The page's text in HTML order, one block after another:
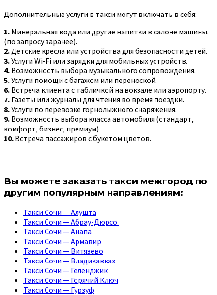
Дополнительные услуги в такси могут включать в себя:
1. Минеральная вода или другие напитки в салоне машины.
(по запросу заранее).
2.Детские кресла или устройства для безопасности детей.
3.Услуги Wi-Fi или зарядки для мобильных устройств.
4. Возможность выбора музыкального сопровождения.
5.Услуги помощи с багажом или переноской.
6. Встреча клиента с табличкой на вокзале или аэропорту.
7. Газеты или журналы для чтения во время поездки.
8.Услуги по перевозке горнолыжного снаряжения.
9. Возможность выбора класса автомобиля (стандарт,
комфорт, бизнес, премиум).
10. Встреча пассажиров с букетом цветов.
Вы можете заказать такси межгород по
другим популярным направлениям:
Такси Сочи — Алушта
Такси Сочи — Абрау-Дюрсо
Такси Сочи — Анапа
Такси Сочи — Армавир
Такси Сочи — Витязево
Такси Сочи — Владикавказ
Такси Сочи — Геленджик
Такси Сочи — Горячий Ключ
Такси Сочи — Гурзуф